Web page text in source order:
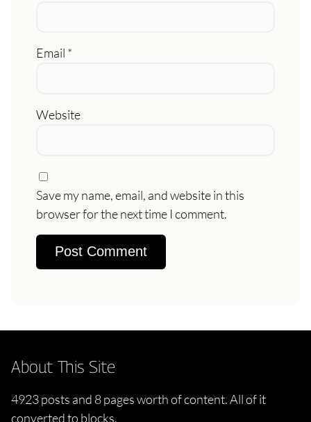
Email *
Website
Save my name, email, and website in this
browser for the next time I comment.
About This Site
4923 posts and 8 pages worth of content. All of it
converted to blocks.